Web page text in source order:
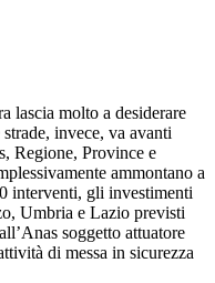
lascia molto a desiderare
invece, va avanti
Regione, Province e
ammontano a
interventi, gli investimenti
Umbria e Lazio previsti
soggetto attuatore
di messa in sicurezza